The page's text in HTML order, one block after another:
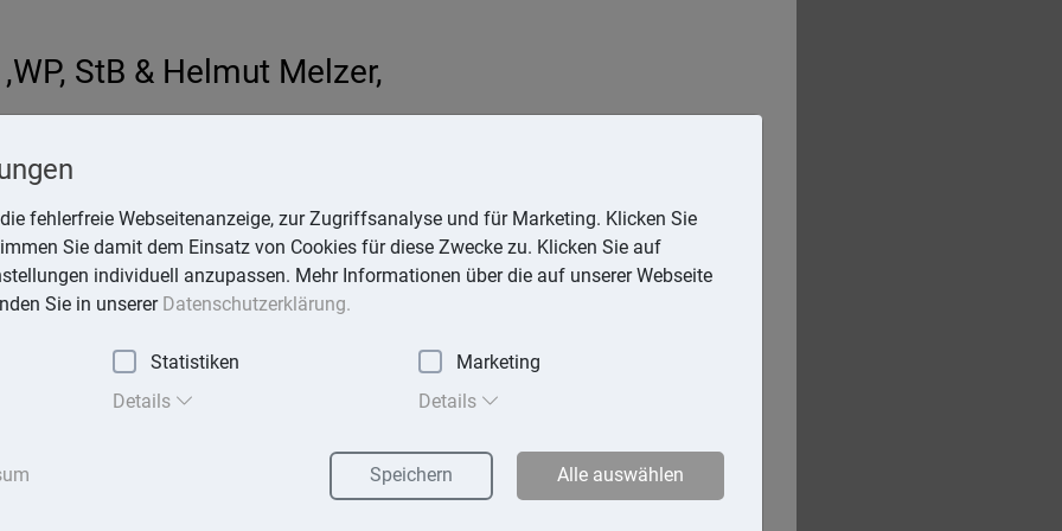
StB & Helmut Melzer,
online.de
fehlerfreie Webseitenanzeige, zur Zugriffsanalyse und für Marketing. Klicken Sie
Sie damit dem Einsatz von Cookies für diese Zwecke zu. Klicken Sie auf
individuell anzupassen. Mehr Informationen über die auf unserer Webseite
Sie in unserer Datenschutzerklärung.
Statistiken
Marketing
Details Details
Speichern Alle auswählen